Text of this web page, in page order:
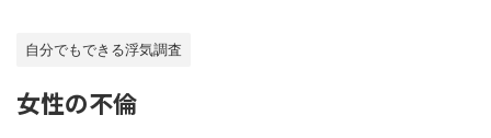
自分でもできる浮気調査
女性の不倫